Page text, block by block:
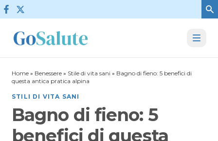
Vai al contenuto
Home » Benessere » Stile di vita sani » Bagno di fieno: 5 benefici di
questa antica pratica alpina
STILI DI VITA SANI
Bagno di fieno: 5
benefici di questa